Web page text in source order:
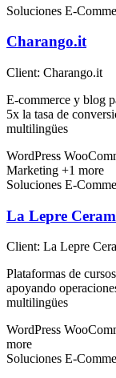
Soluciones E-
Charango.it
Client: Charango.it
E-commerce y blog
5x la tasa de
multilingües
WordPress
Marketing +1 more
Soluciones E-
La Lepre
Client: La Lepre
Plataformas de
apoyando
multilingües
WordPress
more
Soluciones E-